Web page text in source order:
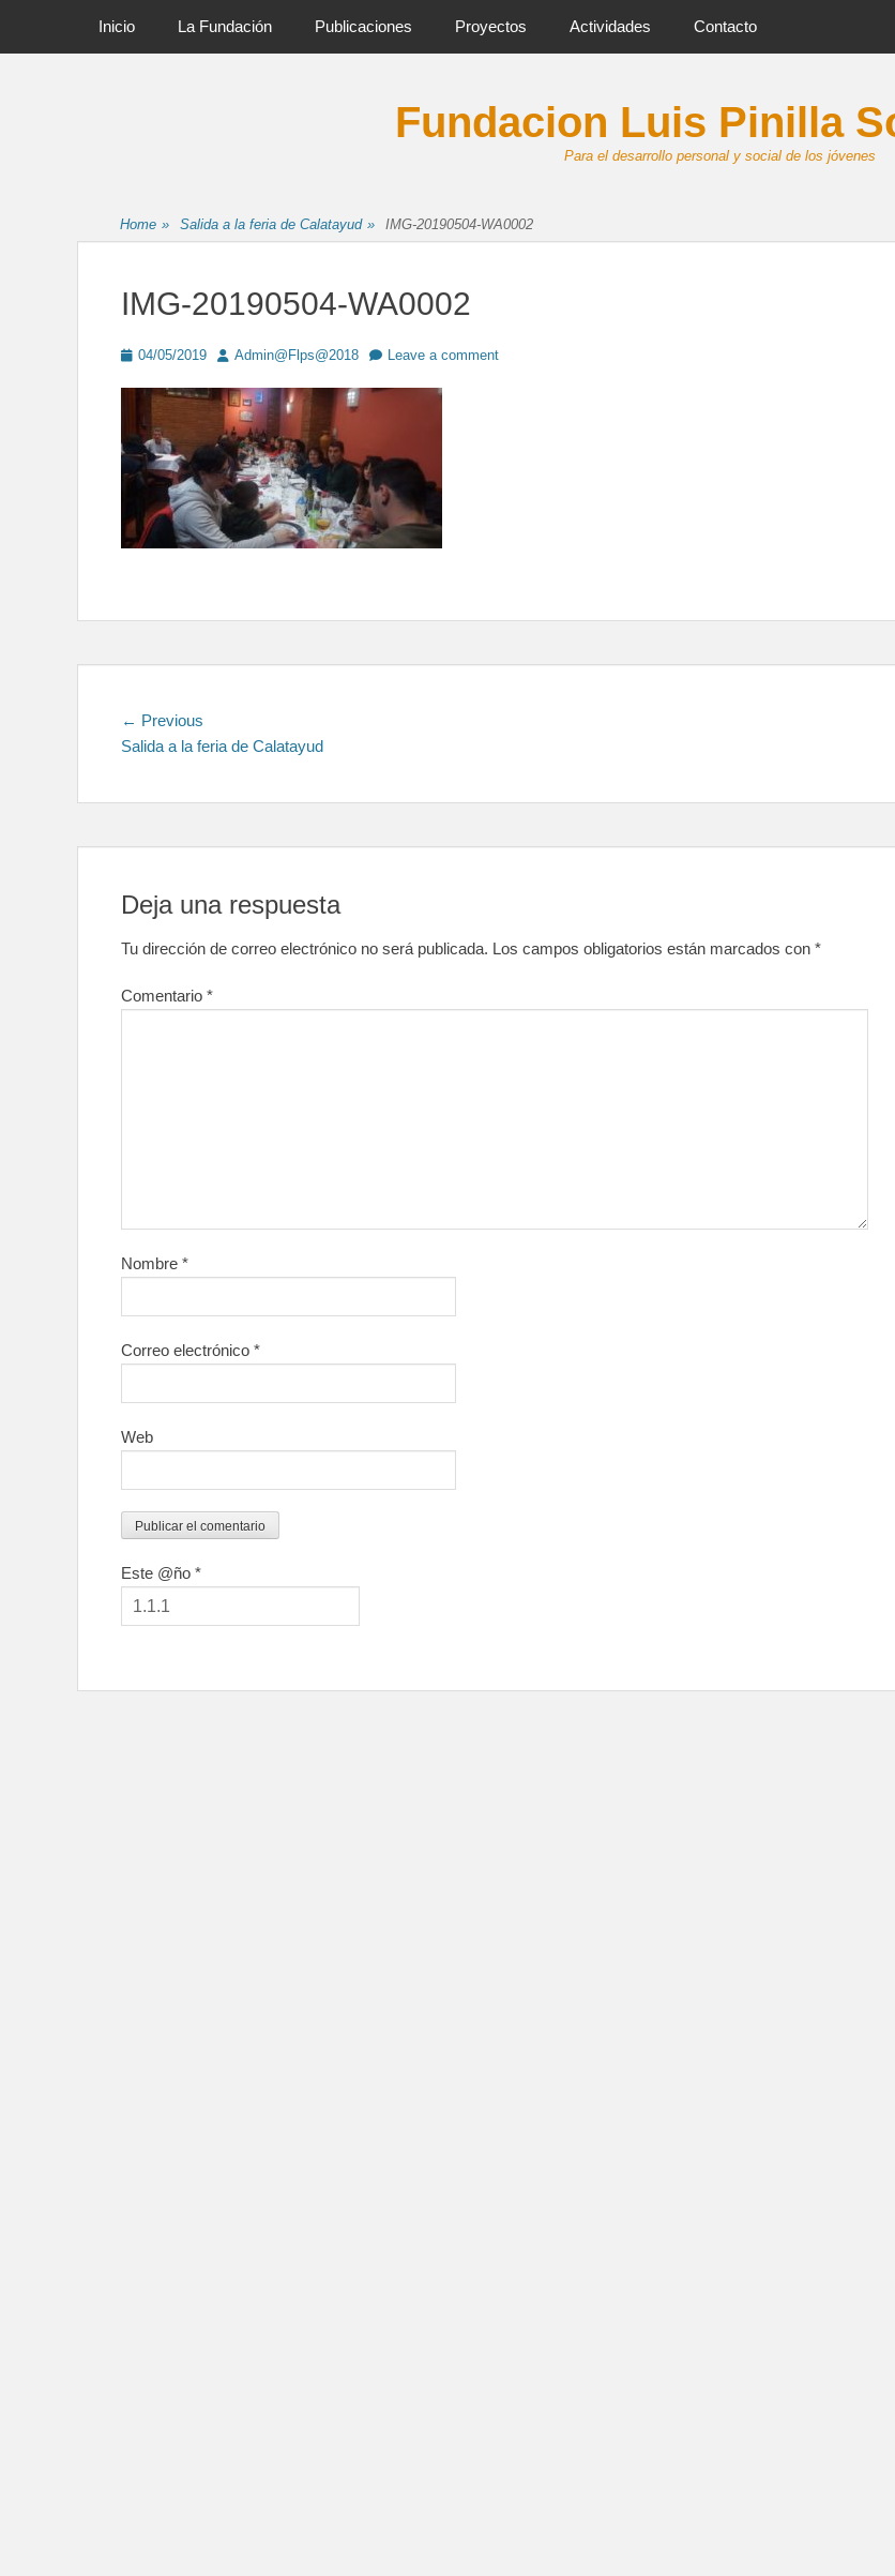
Primary Menu
Inicio La Fundación Publicaciones Proyectos Actividades Contacto
Fundacion Luis Pinilla
Para el desarrollo personal y social de los jóvenes
Home » Salida a la feria de Calatayud » IMG-20190504-WA0002
IMG-20190504-WA0002
Posted
04/05/2019 Author
Admin@Flps@2018 Leave a comment
Navegación
de
entradas
← Previous
post:
Salida a la feria de Calatayud
Deja una respuesta
Tu dirección de correo electrónico no será publicada. Los campos obligatorios están marcados con *
Comentario *
Nombre *
Correo electrónico *
Web
Este @ño *